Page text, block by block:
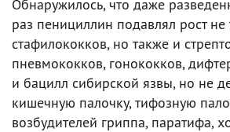
Обнаружилось, что даже
раз пенициллин подавлял рост не
стафилококков, но также и
пневмококков, гонококков,
и бацилл сибирской язвы, но не
кишечную палочку, тифозную
возбудителей гриппа, паратифа,